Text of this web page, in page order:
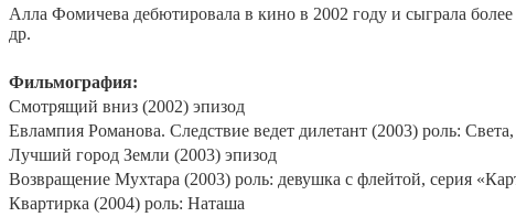
Алла Фомичева дебютировала в кино в 2002 году и сыграла
др.
Фильмография:
Смотрящий вниз (2002) эпизод
Евлампия Романова. Следствие ведет дилетант (2003) роль:
Лучший город Земли (2003) эпизод
Возвращение Мухтара (2003) роль: девушка с флейтой, серия
Квартирка (2004) роль: Наташа